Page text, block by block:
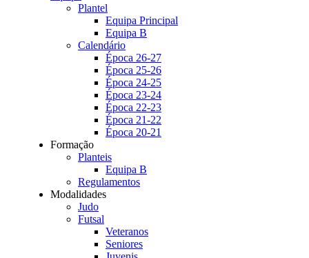
Plantel
Equipa Principal
Equipa B
Calendário
Época 26-27
Época 25-26
Época 24-25
Época 23-24
Época 22-23
Época 21-22
Época 20-21
Formação
Planteis
Equipa B
Regulamentos
Modalidades
Judo
Futsal
Veteranos
Seniores